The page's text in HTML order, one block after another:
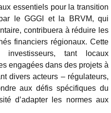
essentiels pour la transition
le GGGI et la BRVM, qui
contribuera à réduire les
financiers régionaux. Cette
tant locaux
engagées dans des projets à
divers acteurs – régulateurs,
aux défis spécifiques du
d’adapter les normes aux